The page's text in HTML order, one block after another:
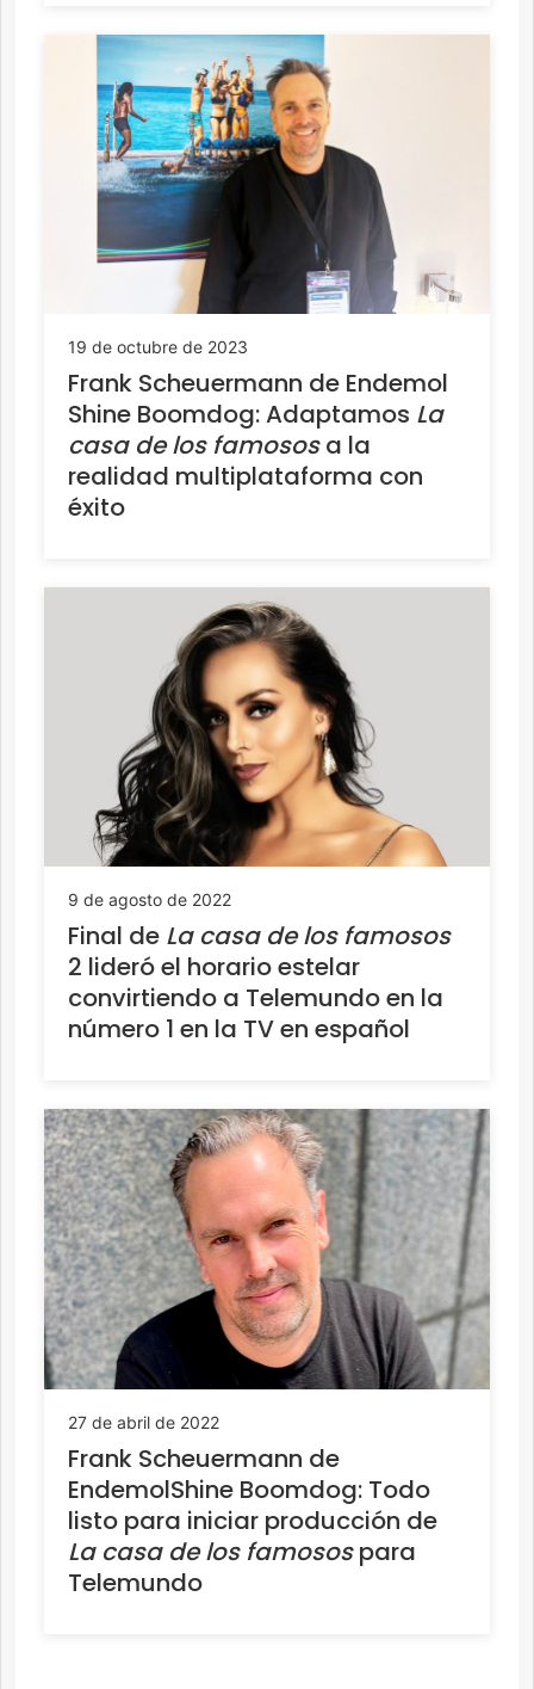
19 de octubre de 2023
Frank Scheuermann de Endemol
Shine Boomdog: Adaptamos La
casa de los famososa la
realidad multiplataforma con
éxito
9 de agosto de 2022
Final de La casa de los famosos
2 lideró el horario estelar
convirtiendo a Telemundo en la
número 1 en la TV en español
27 de abril de 2022
Frank Scheuermann de
EndemolShine Boomdog: Todo
listo para iniciar producción de
La casa de los famosospara
Telemundo